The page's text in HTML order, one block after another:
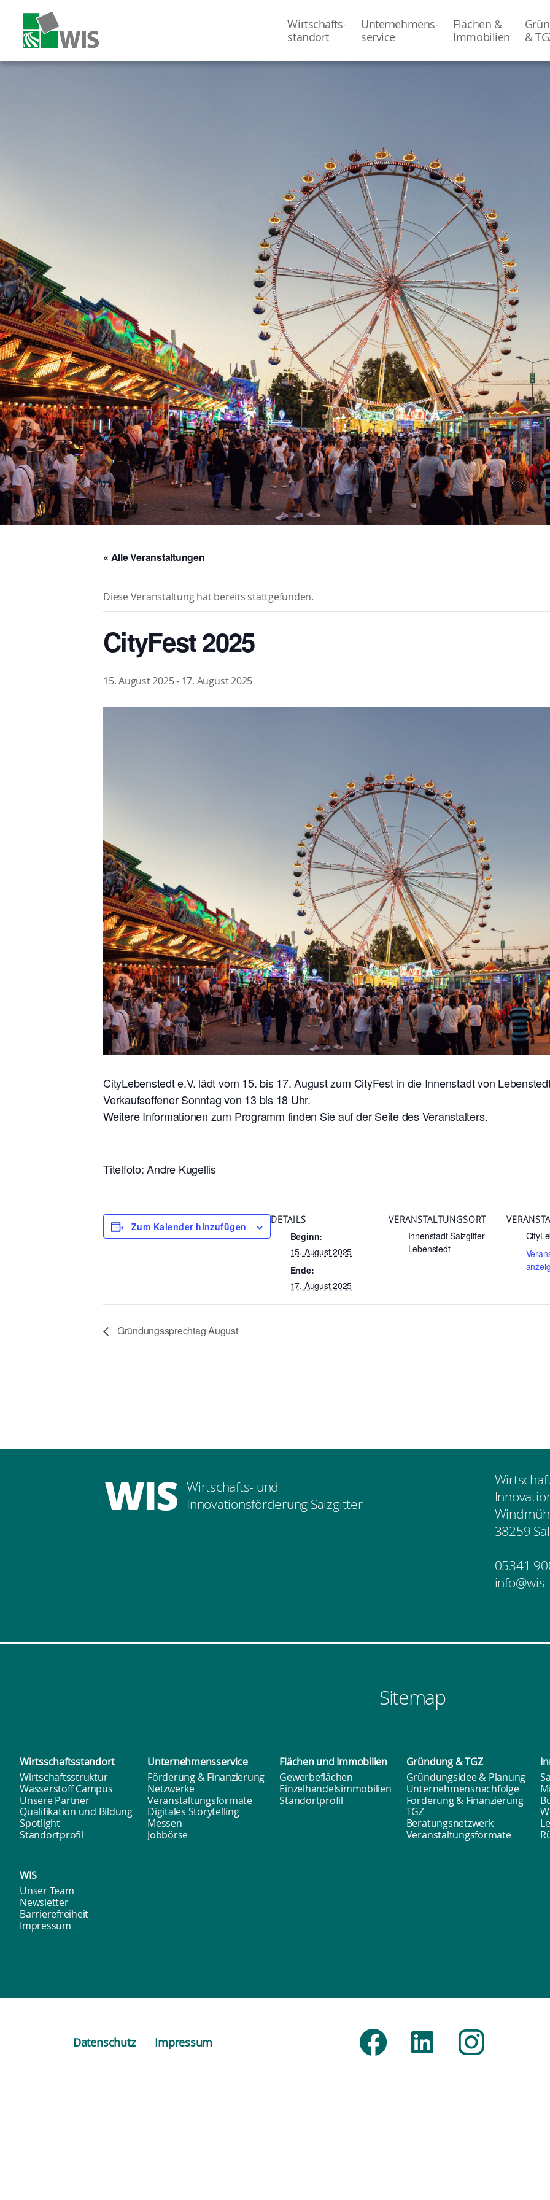
Wirtschafts-
­standort
Unternehmens-
­service
Flächen &
Immobilien
&
« Alle Veranstaltungen
Diese Veranstaltung hat bereits stattgefunden.
CityFest 2025
15. August 2025- 17. August 2025
CityLebenstedt e.V. lädt vom 15. bis 17. August zum CityFest in die Innenstadt von
Verkaufsoffener Sonntag von 13 bis 18 Uhr.
Weitere Informationen zum Programm finden Sie auf der Seite des Veranstalters.
Titelfoto: Andre Kugellis
Zum Kalender hinzufügen
DETAILS
Beginn:
15. August 2025
Ende:
17. August 2025
VERANSTALTUNGSORT
Innenstadt Salzgitter-
Lebenstedt
Gründungssprechtag August
WIS Wirtschafts- und
Innovationsförderung Salzgitter
38259
05341
Sitemap
Wirtsschafts­standort
Wirtschaftsstruktur
Wasserstoff Campus
Unsere Partner
Qualifikation und Bildung
Spotlight
Standortprofil
Unternehmens­service
Förderung & Finanzierung
Netzwerke
Veranstaltungsformate
Digitales Storytelling
Messen
Jobbörse
Flächen undImmobilien
Gewerbeflächen
Einzelhandelsimmobilien
Standortprofil
Gründung & TGZ
Gründungsidee & Planung
Unternehmensnachfolge
Förderung & Finanzierung
TGZ
Beratungsnetzwerk
Veranstaltungsformate
WIS
Unser Team
Newsletter
Barrierefreiheit
Impressum
Datenschutz Impressum